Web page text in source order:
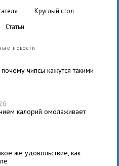
круглый стол
статьи
новости
чипсы кажутся такими
калорий омолаживает
же удовольствие, как